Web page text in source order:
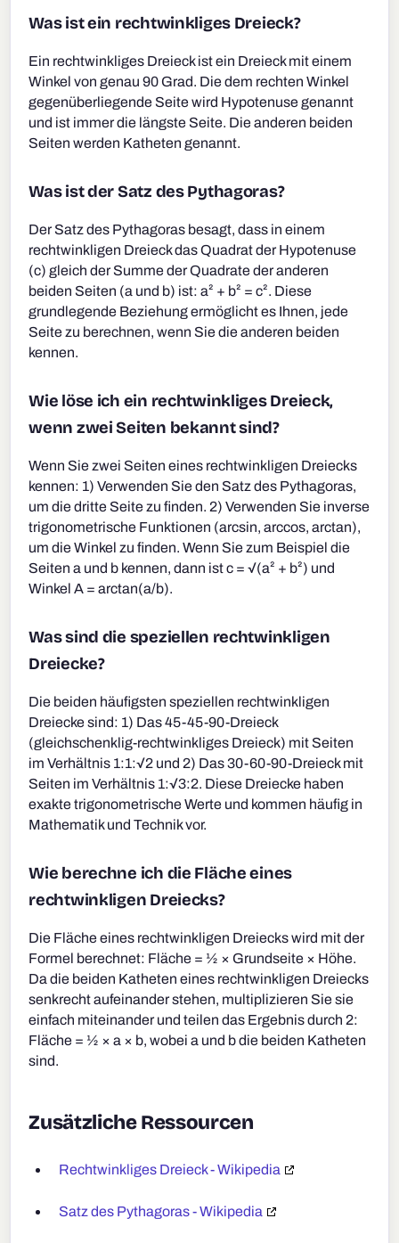
Was ist ein rechtwinkliges Dreieck?
Ein rechtwinkliges Dreieck ist ein Dreieck mit einem
Winkel von genau 90 Grad. Die dem rechten Winkel
gegenüberliegende Seite wird Hypotenuse genannt
und ist immer die längste Seite. Die anderen beiden
Seiten werden Katheten genannt.
Was ist der Satz des Pythagoras?
Der Satz des Pythagoras besagt, dass in einem
rechtwinkligen Dreieck das Quadrat der Hypotenuse
(c) gleich der Summe der Quadrate der anderen
beiden Seiten (a und b) ist: a² + b² = c². Diese
grundlegende Beziehung ermöglicht es Ihnen, jede
Seite zu berechnen, wenn Sie die anderen beiden
kennen.
Wie löse ich ein rechtwinkliges Dreieck,
wenn zwei Seiten bekannt sind?
Wenn Sie zwei Seiten eines rechtwinkligen Dreiecks
kennen: 1) Verwenden Sie den Satz des Pythagoras,
um die dritte Seite zu finden. 2) Verwenden Sie inverse
trigonometrische Funktionen (arcsin, arccos, arctan),
um die Winkel zu finden. Wenn Sie zum Beispiel die
Seiten a und b kennen, dann ist c = √(a² + b²) und
Winkel A = arctan(a/b).
Was sind die speziellen rechtwinkligen
Dreiecke?
Die beiden häufigsten speziellen rechtwinkligen
Dreiecke sind: 1) Das 45-45-90-Dreieck
(gleichschenklig-rechtwinkliges Dreieck) mit Seiten
im Verhältnis 1:1:√2 und 2) Das 30-60-90-Dreieck mit
Seiten im Verhältnis 1:√3:2. Diese Dreiecke haben
exakte trigonometrische Werte und kommen häufig in
Mathematik und Technik vor.
Wie berechne ich die Fläche eines
rechtwinkligen Dreiecks?
Die Fläche eines rechtwinkligen Dreiecks wird mit der
Formel berechnet: Fläche = ½ × Grundseite × Höhe.
Da die beiden Katheten eines rechtwinkligen Dreiecks
senkrecht aufeinander stehen, multiplizieren Sie sie
einfach miteinander und teilen das Ergebnis durch 2:
Fläche = ½ × a × b, wobei a und b die beiden Katheten
sind.
Zusätzliche Ressourcen
Rechtwinkliges Dreieck - Wikipedia
Satz des Pythagoras - Wikipedia